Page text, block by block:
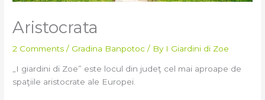
Aristocrata
2 Comments / Gradina Banpotoc / By I Giardini di Zoe
„I giardini di Zoe” este locul din judeţ cel mai aproape de
spaţiile aristocrate ale Europei.